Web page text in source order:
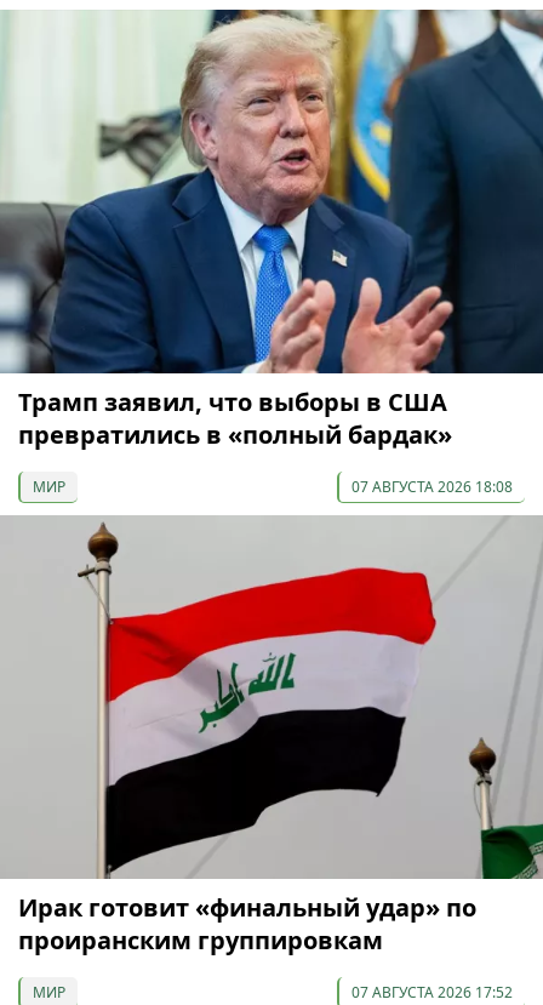
Трамп заявил, что выборы в США
превратились в «полный бардак»
МИР 07 АВГУСТА 2026 18:08
Ирак готовит «финальный удар» по
проиранским группировкам
МИР 07 АВГУСТА 2026 17:52